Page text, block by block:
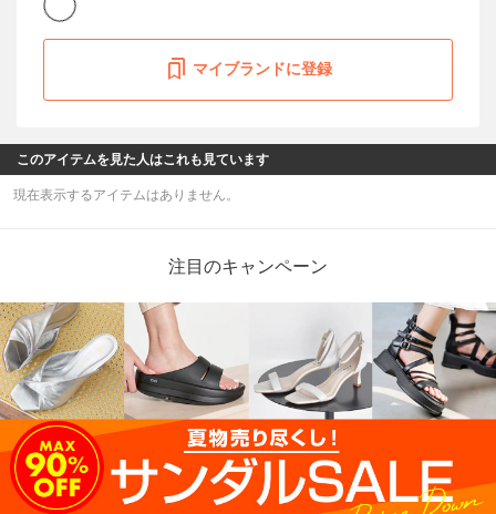
マイブランドに登録
このアイテムを見た人はこれも見ています
現在表示するアイテムはありません。
注目のキャンペーン